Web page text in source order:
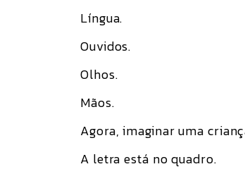
Língua.
Ouvidos.
Olhos.
Mãos.
Agora, imaginar uma
A letra está no quadro.